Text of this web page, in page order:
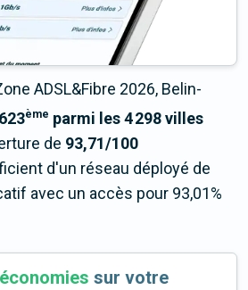
ADSL&Fibre 2026, Belin-
ème parmi les 4 298 villes
de 93,71/100
d'un réseau déployé de
avec un accès pour 93,01%
sur votre